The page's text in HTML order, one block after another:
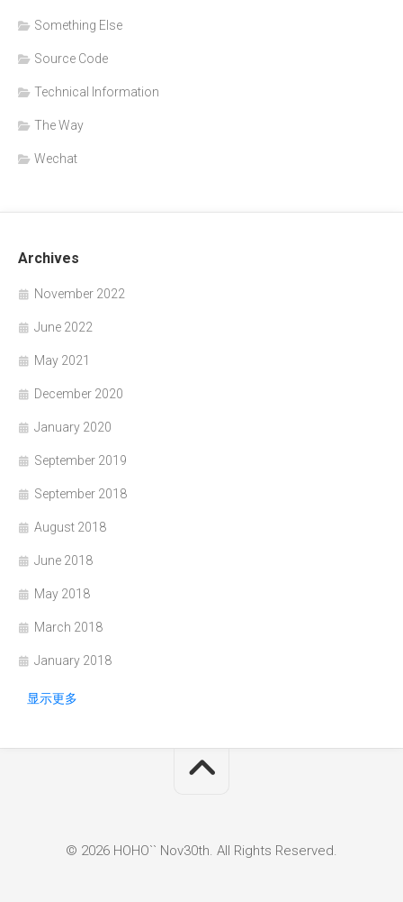
Something Else
Source Code
Technical Information
The Way
Wechat
Archives
November 2022
June 2022
May 2021
December 2020
January 2020
September 2019
September 2018
August 2018
June 2018
May 2018
March 2018
January 2018
显示更多
© 2026 HOHO`` Nov30th. All Rights Reserved.